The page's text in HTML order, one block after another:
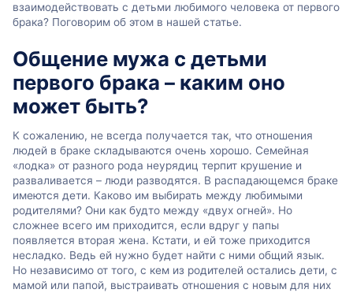
взаимодействовать с детьми любимого человека от первого
брака? Поговорим об этом в нашей статье.
Общение мужа с детьми
первого брака – каким оно
может быть?
К сожалению, не всегда получается так, что отношения
людей в браке складываются очень хорошо. Семейная
«лодка» от разного рода неурядиц терпит крушение и
разваливается – люди разводятся. В распадающемся браке
имеются дети. Каково им выбирать между любимыми
родителями? Они как будто между «двух огней». Но
сложнее всего им приходится, если вдруг у папы
появляется вторая жена. Кстати, и ей тоже приходится
несладко. Ведь ей нужно будет найти с ними общий язык.
Но независимо от того, с кем из родителей остались дети, с
мамой или папой, выстраивать отношения с новым для них